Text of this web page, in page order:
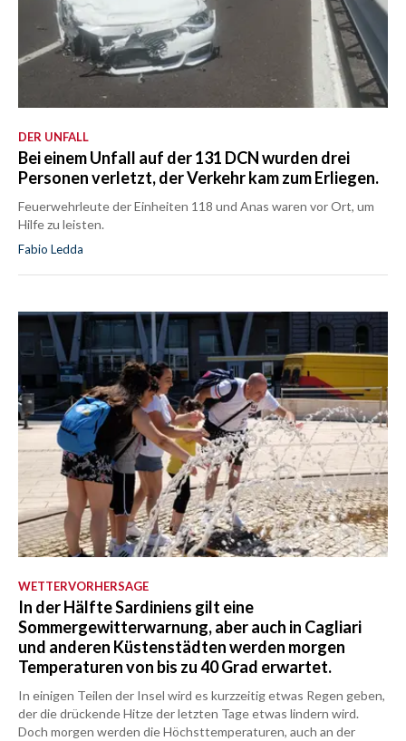
DER UNFALL
Bei einem Unfall auf der 131 DCN wurden drei
Personen verletzt, der Verkehr kam zum Erliegen.
Feuerwehrleute der Einheiten 118 und Anas waren vor Ort, um
Hilfe zu leisten.
Fabio Ledda
WETTERVORHERSAGE
In der Hälfte Sardiniens gilt eine
Sommergewitterwarnung, aber auch in Cagliari
und anderen Küstenstädten werden morgen
Temperaturen von bis zu 40 Grad erwartet.
In einigen Teilen der Insel wird es kurzzeitig etwas Regen geben,
der die drückende Hitze der letzten Tage etwas lindern wird.
Doch morgen werden die Höchsttemperaturen, auch an der